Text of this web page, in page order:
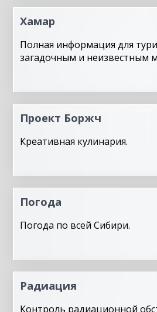
Хамар
Полная информация для
загадочным и неизвестным
Проект Боржч
Креативная кулинария.
Погода
Погода по всей Сибири.
Радиация
Контроль радиационной